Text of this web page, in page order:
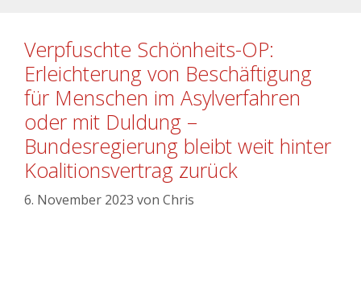
Verpfuschte Schönheits-OP:
Erleichterung von Beschäftigung
für Menschen im Asylverfahren
oder mit Duldung –
Bundesregierung bleibt weit hinter
Koalitionsvertrag zurück
6. November 2023 von Chris